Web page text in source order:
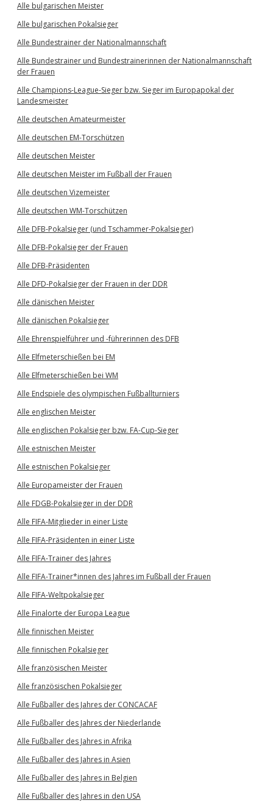
Alle bulgarischen Meister
Alle bulgarischen Pokalsieger
Alle Bundestrainer der Nationalmannschaft
Alle Bundestrainer und Bundestrainerinnen der Nationalmannschaft
der Frauen
Alle Champions-League-Sieger bzw. Sieger im Europapokal der
Landesmeister
Alle deutschen Amateurmeister
Alle deutschen EM-Torschützen
Alle deutschen Meister
Alle deutschen Meister im Fußball der Frauen
Alle deutschen Vizemeister
Alle deutschen WM-Torschützen
Alle DFB-Pokalsieger (und Tschammer-Pokalsieger)
Alle DFB-Pokalsieger der Frauen
Alle DFB-Präsidenten
Alle DFD-Pokalsieger der Frauen in der DDR
Alle dänischen Meister
Alle dänischen Pokalsieger
Alle Ehrenspielführer und -führerinnen des DFB
Alle Elfmeterschießen bei EM
Alle Elfmeterschießen bei WM
Alle Endspiele des olympischen Fußballturniers
Alle englischen Meister
Alle englischen Pokalsieger bzw. FA-Cup-Sieger
Alle estnischen Meister
Alle estnischen Pokalsieger
Alle Europameister der Frauen
Alle FDGB-Pokalsieger in der DDR
Alle FIFA-Mitglieder in einer Liste
Alle FIFA-Präsidenten in einer Liste
Alle FIFA-Trainer des Jahres
Alle FIFA-Trainer*innen des Jahres im Fußball der Frauen
Alle FIFA-Weltpokalsieger
Alle Finalorte der Europa League
Alle finnischen Meister
Alle finnischen Pokalsieger
Alle französischen Meister
Alle französischen Pokalsieger
Alle Fußballer des Jahres der CONCACAF
Alle Fußballer des Jahres der Niederlande
Alle Fußballer des Jahres in Afrika
Alle Fußballer des Jahres in Asien
Alle Fußballer des Jahres in Belgien
Alle Fußballer des Jahres in den USA